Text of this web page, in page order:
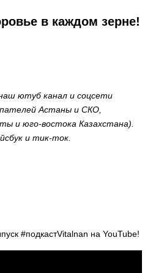
в каждом зерне!
ютуб канал и соцсети
Астаны и СКО,
и юго-востока Казахстана).
и тик-ток.
#подкастVitalnan на YouTube!